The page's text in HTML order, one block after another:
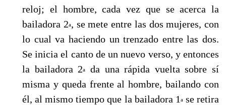
reloj; el hombre, cada vez que se acerca la
bailadora 2a, se mete entre las dos mujeres, con
lo cual va haciendo un trenzado entre las dos.
Se inicia el canto de un nuevo verso, y enton­ces
la bailadora 2a
da una rápida vuelta sobre sí
misma y queda frente al hombre, bailando con
él, al mismo tiempo que la bailadora 1 ase retira